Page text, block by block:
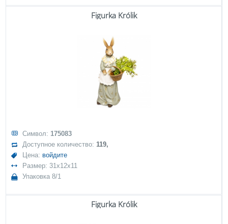
Figurka Królik
Символ: 175083
Доступное количество:119,
Цена: войдите
Размер: 31x12x11
Упаковка 8/1
Figurka Królik